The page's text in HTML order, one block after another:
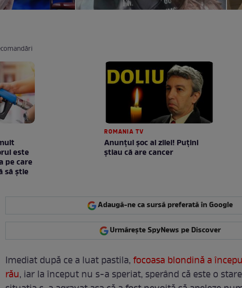
este
pe care
să știe
ROMANIA TV
Anunţul şoc al zilei! Puţini
ştiau că are cancer
Adaugă-ne ca sursă preferată în Google
Urmărește SpyNews pe Discover
Imediat după ce a luat pastila,focoasa blondină a
rău, iar la început nu s-a speriat, sperând că este o